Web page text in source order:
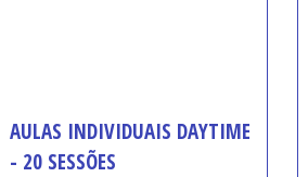
AULAS INDIVIDUAIS DAYTIME
- 20 SESSÕES